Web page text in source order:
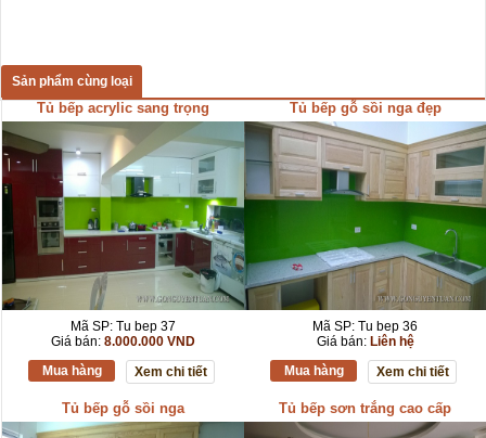
Sản phẩm cùng loại
Tủ bếp acrylic sang trọng
Mã SP: Tu bep 37
Giá bán: 8.000.000 VND
Mua hàng
Xem chi tiết
Tủ bếp gỗ sồi nga đẹp
Mã SP: Tu bep 36
Giá bán: Liên hệ
Mua hàng
Xem chi tiết
Tủ bếp gỗ sồi nga Tủ bếp sơn trắng cao cấp